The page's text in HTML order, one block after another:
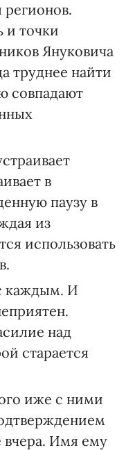
и точки
Януковича
труднее найти
совпадают
в
паузу в
из
использовать
каждым. И
над
старается
иже с ними
вчера. Имя ему